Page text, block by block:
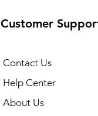
Customer
Contact Us
Help Center
About Us